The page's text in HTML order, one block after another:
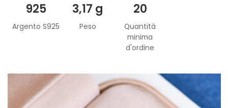
925
Argento S925
3,17 g
Peso
20
Quantità
minima
d'ordine